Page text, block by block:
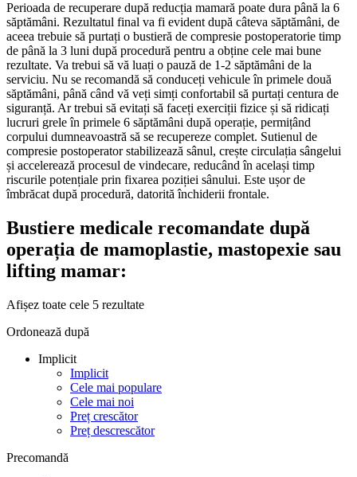
Perioada de recuperare după reducția mamară poate dura până la 6
săptămâni. Rezultatul final va fi evident după câteva săptămâni, de
aceea trebuie să purtați o bustieră de compresie postoperatorie timp
de până la 3 luni după procedură pentru a obține cele mai bune
rezultate. Va trebui să vă luați o pauză de 1-2 săptămâni de la
serviciu. Nu se recomandă să conduceți vehicule în primele două
săptămâni, până când vă veți simți confortabil să purtați centura de
siguranță. Ar trebui să evitați să faceți exerciții fizice și să ridicați
lucruri grele în primele 6 săptămâni după operație, permițând
corpului dumneavoastră să se recupereze complet. Sutienul de
compresie postoperator stabilizează sânul, crește circulația sângelui
și accelerează procesul de vindecare, reducând în același timp
riscurile potențiale prin fixarea poziției sânului. Este ușor de
îmbrăcat după procedură, datorită închiderii frontale.
Bustiere medicale recomandate după
operația de mamoplastie, mastopexie sau
lifting mamar:
Afișez toate cele 5 rezultate
Ordonează după
Implicit
Implicit
Cele mai populare
Cele mai noi
Preț crescător
Preț descrescător
Precomandă